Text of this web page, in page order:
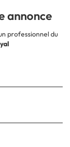
annonce
professionnel du